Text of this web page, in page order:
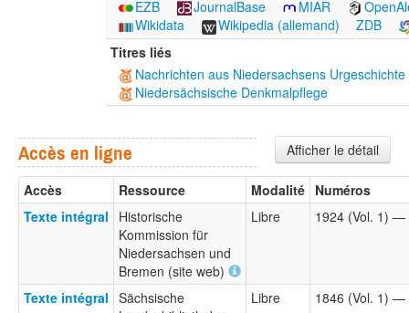
EZB
JournalBase MIAR
Wikidata
Wikipedia (allemand)
ZDB
Titres liés
Nachrichten aus Niedersachsens Urgeschichte
Niedersächsische Denkmalpflege
Afficher le détail
Accès en ligne
Accès Ressource Modalité Numéros
Texte intégral
Historische
Kommission für
Niedersachsen und
Bremen (site web)
Libre 1924 (Vol. 1) —
Texte intégral Sächsische
Libre 1846 (Vol. 1) —